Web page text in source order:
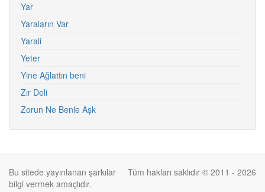
Yar
Yaraların Var
Yarali
Yeter
Yine Ağlattın beni
Zır Deli
Zorun Ne Benle Aşk
Tüm hakları saklıdır © 2011 - 2026
Bu sitede yayınlanan şarkılar
bilgi vermek amaçlıdır.